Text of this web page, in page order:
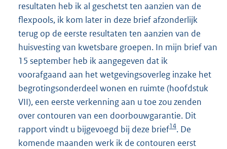
resultaten heb ik al geschetst ten aanzien van de
flexpools, ik kom later in deze brief afzonderlijk
terug op de eerste resultaten ten aanzien van de
huisvesting van kwetsbare groepen. In mijn brief van
15 september heb ik aangegeven dat ik
voorafgaand aan het wetgevingsoverleg inzake het
begrotingsonderdeel wonen en ruimte (hoofdstuk
VII), een eerste verkenning aan u toe zou zenden
over contouren van een doorbouwgarantie. Dit
rapport vindt u bijgevoegd bij deze brief14. De
komende maanden werk ik de contouren eerst